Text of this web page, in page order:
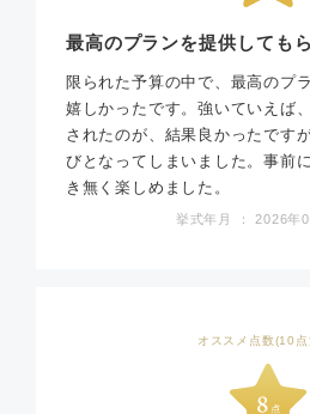
最高のプランを提供しても
限られた予算の中で、最高のプ
嬉しかったです。強いていえば
されたのが、結果良かったです
びとなってしまいました。事前
き無く楽しめました。
挙式年月 ： 2026年
オススメ点数(10点